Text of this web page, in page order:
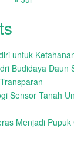
untuk
Budidaya Daun
Sensor Tanah
Menjadi